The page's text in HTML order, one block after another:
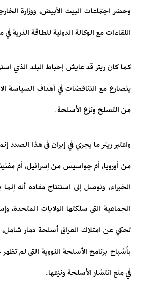
وحضر اجتماعات البيت الأبيض، ووزارة
اللقاءات مع الوكالة الدولية للطاقة
كما كان ريتر قد عايش إحباط البلد الذي
يتصارع مع التناقضات في أهداف السياسة
من التسلح ونزع الأسلحة.
واعتبر ريتر ما يجري في إيران في هذا الصدد
من أوروبا، أم جواسيس من إسرائيل، أم
الخبراء، وتوصل إلى استنتاج مفاده أنه
الجماعية التي سلكتها الولايات
تحكي عن امتلاك العراق أسلحة دمار
بأشباح برنامج الأسلحة النووية التي لم
في منع انتشار الأسلحة ونزعها.